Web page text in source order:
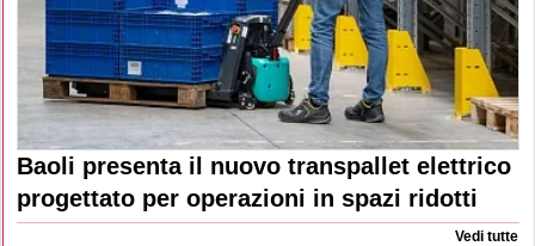
Baoli presenta il nuovo transpallet elettrico
progettato per operazioni in spazi ridotti
Vedi tutte